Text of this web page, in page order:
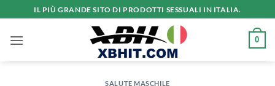
ai
contenuti
IL PIÙ GRANDE SITO DI PRODOTTI SESSUALI IN ITALIA.
0
SALUTE MASCHILE